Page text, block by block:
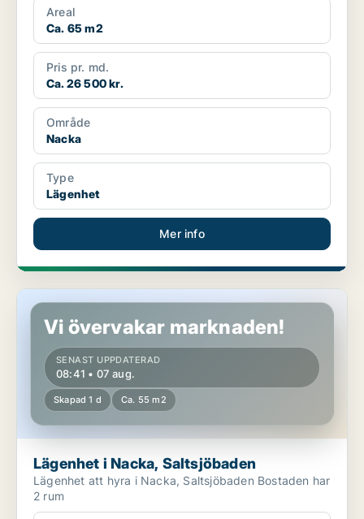
Areal
Ca. 65 m2
Pris pr. md.
Ca. 26 500 kr.
Område
Nacka
Type
Lägenhet
Mer info
Lägenhet i Nacka, Saltsjöbaden
Vi övervakar marknaden!
SENAST UPPDATERAD
08:41 • 07 aug.
Skapad 1 d Ca. 55 m2
Lägenhet i Nacka, Saltsjöbaden
Lägenhet att hyra i Nacka, Saltsjöbaden Bostaden har
2 rum